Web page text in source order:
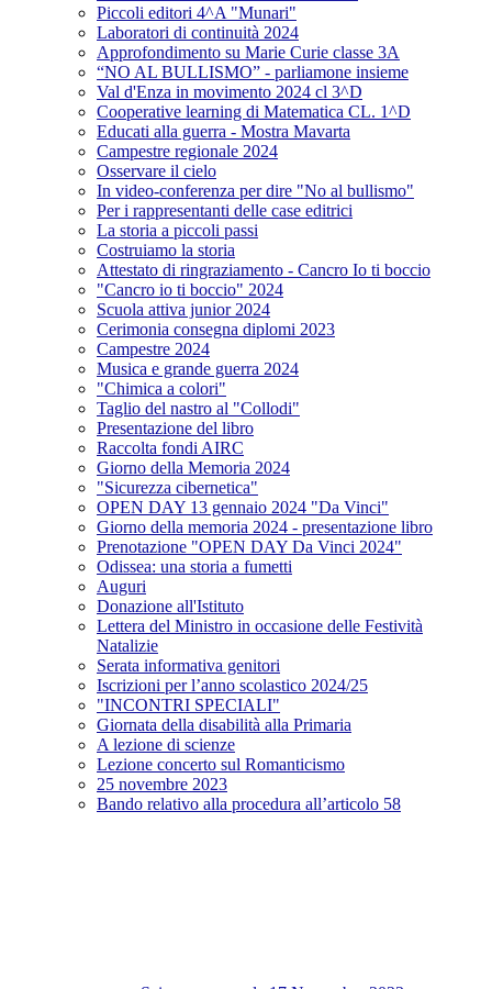
Piccoli editori 4^A "Munari"
Laboratori di continuità 2024
Approfondimento su Marie Curie classe 3A
“NO AL BULLISMO” - parliamone insieme
Val d'Enza in movimento 2024 cl 3^D
Cooperative learning di Matematica CL. 1^D
Educati alla guerra - Mostra Mavarta
Campestre regionale 2024
Osservare il cielo
In video-conferenza per dire "No al bullismo"
Per i rappresentanti delle case editrici
La storia a piccoli passi
Costruiamo la storia
Attestato di ringraziamento - Cancro Io ti boccio
"Cancro io ti boccio" 2024
Scuola attiva junior 2024
Cerimonia consegna diplomi 2023
Campestre 2024
Musica e grande guerra 2024
"Chimica a colori"
Taglio del nastro al "Collodi"
Presentazione del libro
Raccolta fondi AIRC
Giorno della Memoria 2024
"Sicurezza cibernetica"
OPEN DAY 13 gennaio 2024 "Da Vinci"
Giorno della memoria 2024 - presentazione libro
Prenotazione "OPEN DAY Da Vinci 2024"
Odissea: una storia a fumetti
Auguri
Donazione all'Istituto
Lettera del Ministro in occasione delle Festività
Natalizie
Serata informativa genitori
Iscrizioni per l’anno scolastico 2024/25
"INCONTRI SPECIALI"
Giornata della disabilità alla Primaria
A lezione di scienze
Lezione concerto sul Romanticismo
25 novembre 2023
Bando relativo alla procedura all’articolo 58